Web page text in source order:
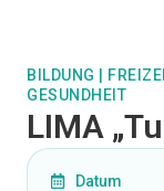
BILDUNG
GESUNDHEIT
LIMA
Datum